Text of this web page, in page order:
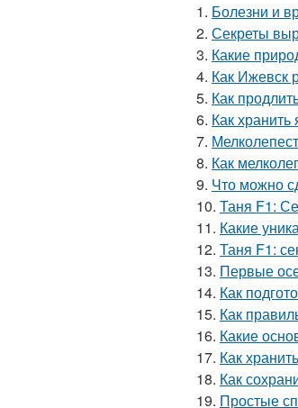
1. Болезни и
2. Секреты
3. Какие
4. Как Ижевск
5. Как
6. Как
7.
8. Как
9. Что можно
10. Таня F1:
11. Какие
12. Таня F1:
13. Первые
14. Как
15. Как
16. Какие
17. Как
18. Как
19. Простые